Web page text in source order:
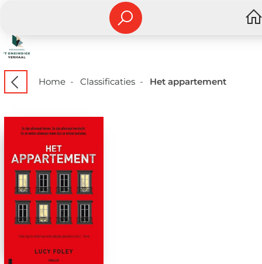
Home- Classificaties- Het appartement